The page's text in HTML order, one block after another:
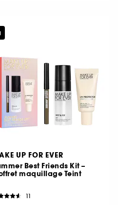
UP FOR EVER
Best Friends Kit –
maquillage Teint
11